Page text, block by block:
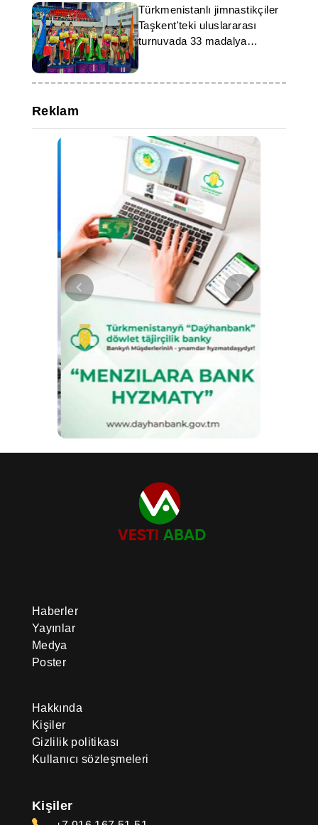
Türkmenistanlı jimnastikçiler
Taşkent'teki uluslararası
turnuvada 33 madalya
kazandı
Reklam
Haberler
Yayınlar
Medya
Poster
Hakkında
Kişiler
Gizlilik politikası
Kullanıcı sözleşmeleri
Kişiler